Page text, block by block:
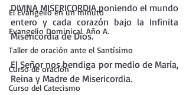
El Evangelio en un minuto
Evangelio Dominical. Año A.
Taller de oración ante el Santísimo
Curso de oración
Curso del Catecismo
DIVINA MISERICORDIA poniendo el mundo
entero y cada corazón bajo la Infinita
Misericordia de Dios.
El Señor nos bendiga por medio de María,
Reina y Madre de Misericordia.